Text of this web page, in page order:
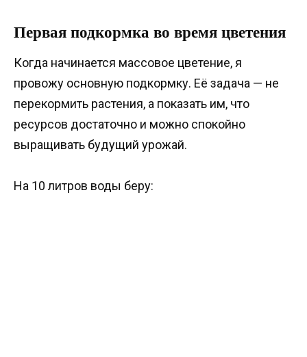
Первая подкормка во время цветения
Когда начинается массовое цветение, я
провожу основную подкормку. Её задача — не
перекормить растения, а показать им, что
ресурсов достаточно и можно спокойно
выращивать будущий урожай.
На 10 литров воды беру: